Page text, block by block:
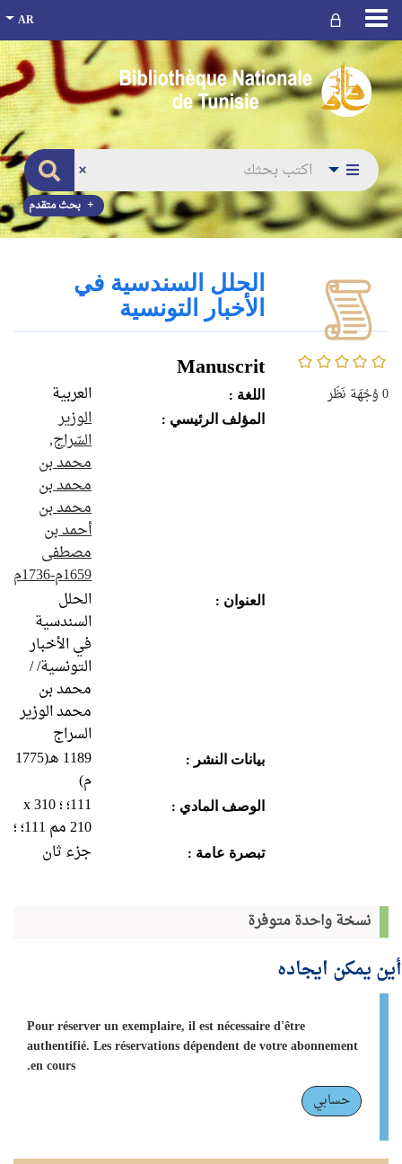
بحث متقدم
0/5
0وُجْهَة نَظَر
الحلل السندسية في
الأخبار التونسية
Manuscrit
اللغة : العربية
المؤلف الرئيسي :
الوزير
السّراج,
محمد بن
محمد بن
محمد بن
أحمد بن
مصطفى
1659م-1736م
العنوان :
الحلل
السندسية
في الأخبار
التونسية/ /
محمد بن
محمد الوزير
السراج
بيانات النشر :
1189 هـ(‏1775
م)
الوصف المادي :
111؛ ؛ 310 x
210 مم 111؛ ؛
تبصرة عامة : جزء ثان
نسخة واحدة متوفرة
أين يمكن ايجاده
Pour réserver un exemplaire, il est nécessaire d'être
authentifié. Les réservations dépendent de votre abonnement
en cours.
حسابي